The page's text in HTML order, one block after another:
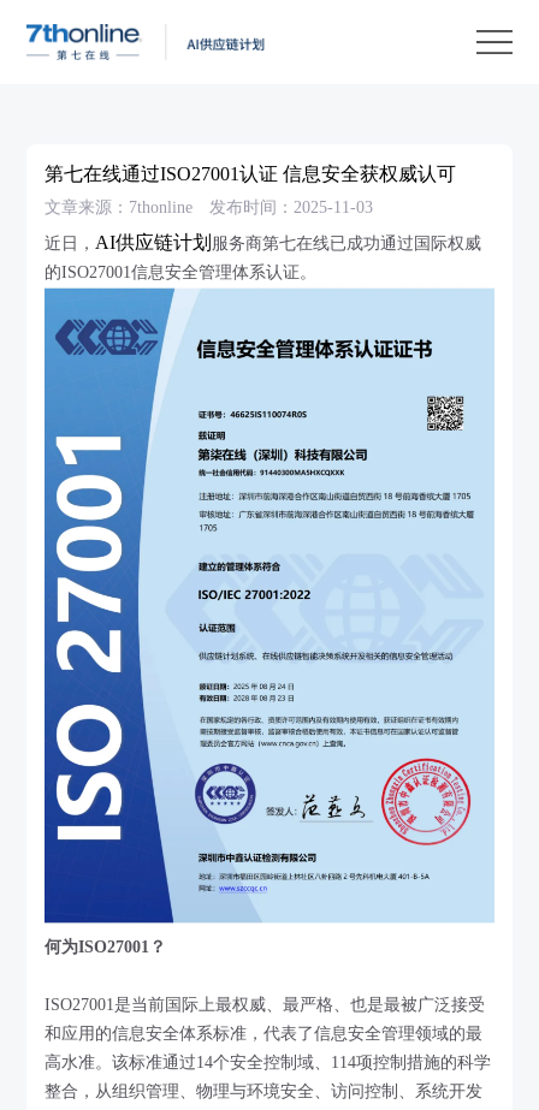
第七在线通过ISO27001认证 信息安全获权威认可
文章来源：7thonline
发布时间：2025-11-03
近日，AI供应链计划 服务商第七在线已成功通过国际权威
的ISO27001信息安全管理体系认证。
何为ISO27001？
ISO27001是当前国际上最权威、最严格、也是最被广泛接受
和应用的信息安全体系标准，代表了信息安全管理领域的最
高水准。该标准通过14个安全控制域、114项控制措施的科学
整合，从组织管理、物理与环境安全、访问控制、系统开发